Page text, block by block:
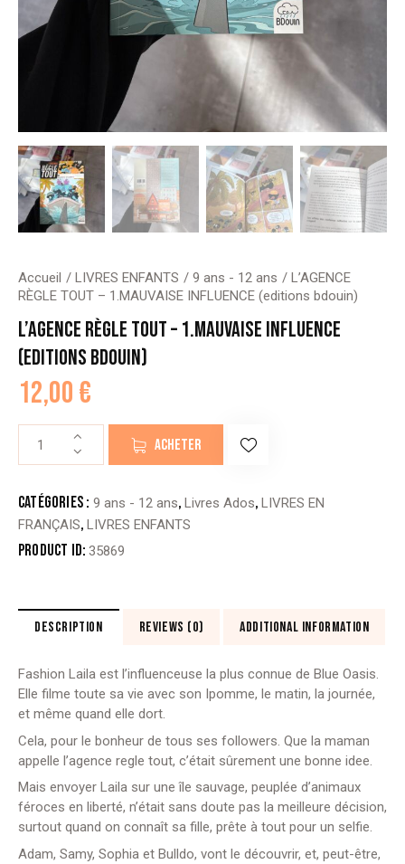
Accueil LIVRES ENFANTS 9 ans - 12 ans
L’AGENCE
RÈGLE TOUT – 1.MAUVAISE INFLUENCE (editions bdouin)
L’AGENCE RÈGLE TOUT – 1.MAUVAISE INFLUENCE
(EDITIONS BDOUIN)
12,00€
RÈGLE
-
1.MAUVAISE
bdouin)
ACHETER
Catégories : 9 ans - 12 ans,Livres Ados,LIVRES EN
FRANÇAIS,LIVRES ENFANTS
Product ID:35869
DESCRIPTION REVIEWS (0) ADDITIONAL INFORMATION
Fashion Laila est l’influenceuse la plus connue de Blue Oasis.
Elle filme toute sa vie avec son Ipomme, le matin, la journée,
et même quand elle dort.
Cela, pour le bonheur de tous ses followers. Que la maman
appelle l’agence regle tout, c’était sûrement une bonne idee.
Mais envoyer Laila sur une île sauvage, peuplée d’animaux
féroces en liberté, n’était sans doute pas la meilleure décision,
surtout quand on connaît sa fille, prête à tout pour un selfie.
Adam, Samy, Sophia et Bulldo, vont le découvrir, et, peut-être,